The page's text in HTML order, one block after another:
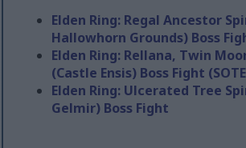
Elden Ring: Regal Ancestor
Hallowhorn Grounds) Boss
Elden Ring: Rellana, Twin
(Castle Ensis) Boss Fight
Elden Ring: Ulcerated Tree
Gelmir) Boss Fight